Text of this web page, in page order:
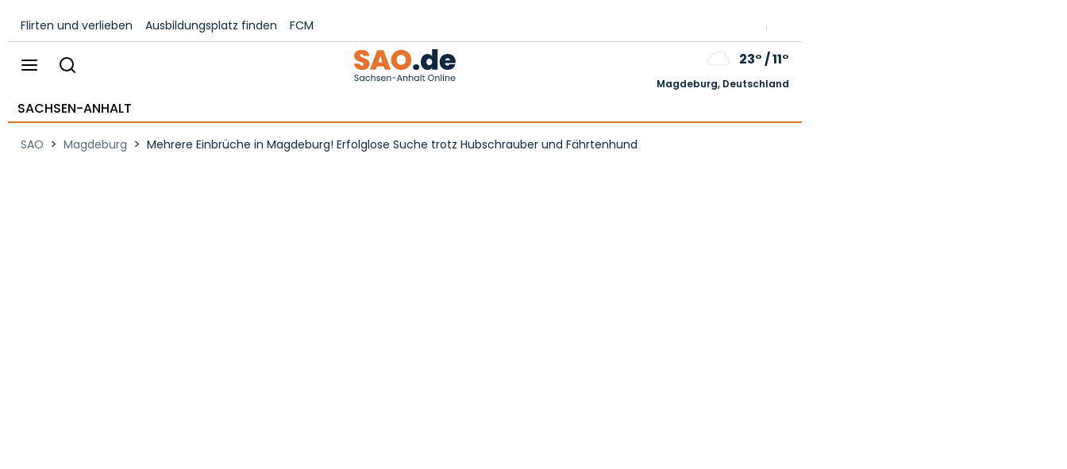
Flirten und verlieben Ausbildungsplatz finden FCM
23°/11°
Magdeburg, Deutschland
SACHSEN-ANHALT
SAO > Magdeburg > Mehrere Einbrüche in Magdeburg! Erfolglose Suche trotz Hubschrauber und Fährtenhund